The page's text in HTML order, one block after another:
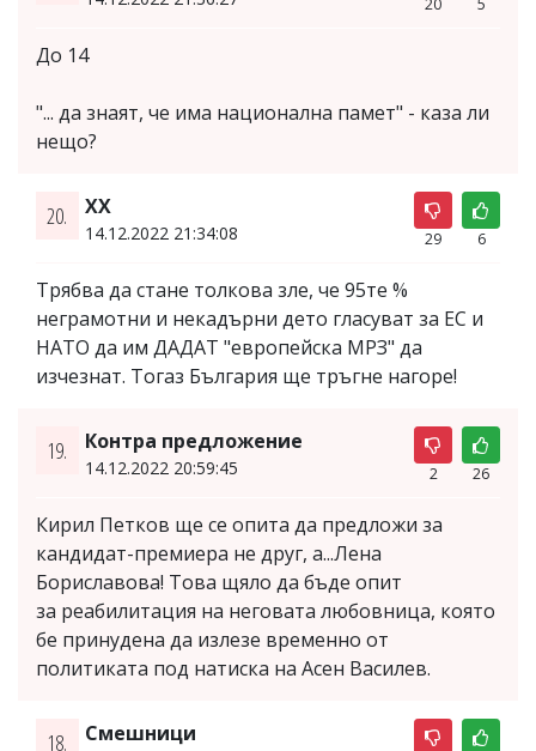
До 14
"... да знаят, че има национална памет" - каза ли
нещо?
20. XX
14.12.2022 21:34:08 29 6
Трябва да стане толкова зле, че 95те %
неграмотни и некадърни дето гласуват за ЕС и
НАТО да им ДАДАТ "европейска МРЗ" да
изчезнат. Тогаз България ще тръгне нагоре!
19. Контра предложение
14.12.2022 20:59:45 2 26
Кирил Петков ще се опита да предложи за
кандидат-премиера не друг, а...Лена
Бориславова! Това щяло да бъде опит
за реабилитация на неговата любовница, която
бе принудена да излезе временно от
политиката под натиска на Асен Василев.
18. Смешници